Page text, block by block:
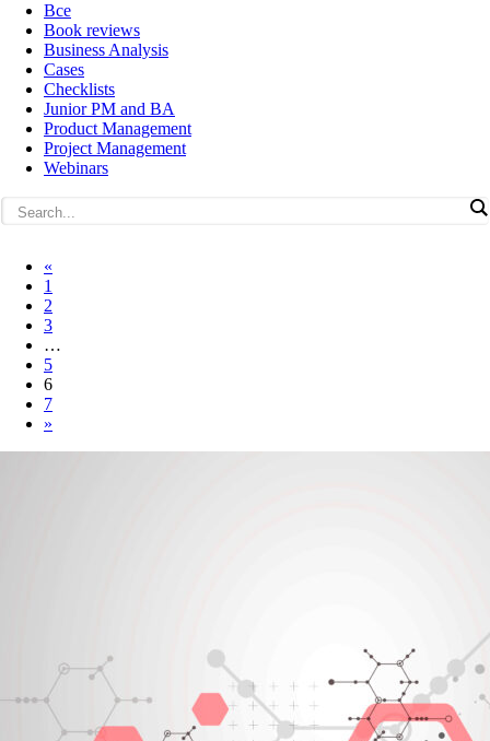
Все
Book reviews
Business Analysis
Cases
Checklists
Junior PM and BA
Product Management
Project Management
Webinars
«
1
2
3
…
5
6
7
»